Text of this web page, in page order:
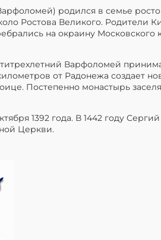
родился в семье
Ростова Великого. Родители
на окраину Московского
Варфоломей
от Радонежа создает
Постепенно монастырь
1392 года. В 1442 году
Церкви.